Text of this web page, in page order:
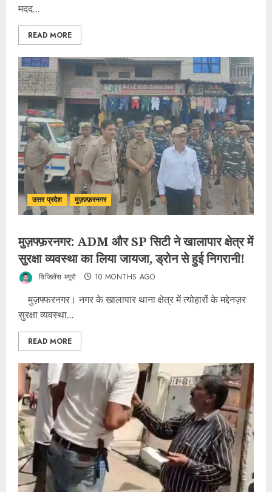
मदद...
READ MORE
उत्तर प्रदेश मुज़फ़्फ़रनगर
मुज़फ्फ़रनगर: ADM और SP सिटी ने खालापार क्षेत्र में
सुरक्षा व्यवस्था का लिया जायजा, ड्रोन से हुई निगरानी!
विजिलेंस ब्यूरो 10 MONTHS AGO
मुज़फ्फरनगर। नगर के खालापार थाना क्षेत्र में त्योहारों के मद्देनज़र
सुरक्षा व्यवस्था...
READ MORE